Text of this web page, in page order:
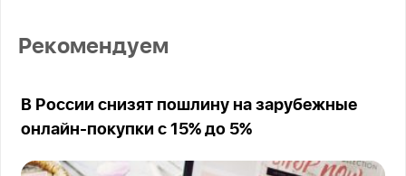
Рекомендуем
В России снизят пошлину на зарубежные
онлайн-покупки с 15% до 5%